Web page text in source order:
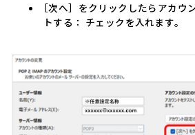
［次へ］をクリックしたらアカウント設定を自動的にテス
トする： チェックを入れます。